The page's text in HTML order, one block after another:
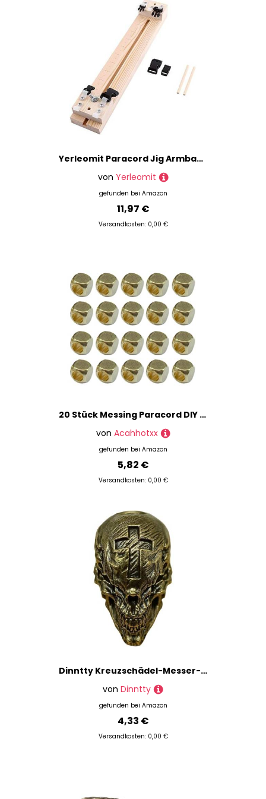
Yerleomit Paracord Jig Armband Maker Maschine, Holz Paracord Jig Zubehör Armband Maschine Holzrahmen Kit DIY Strickarmband
von Yerleomit
gefunden bei Amazon
11,97 €
Versandkosten: 0,00 €
20 Stück Messing Paracord DIY Zubehör Stilvolle Outdoor Anhänger Perlen Messing Strain Isolate Perlen Zubehör für Paracord DIY Zubehör
von Acahhotxx
gefunden bei Amazon
5,82 €
Versandkosten: 0,00 €
Dinntty Kreuzschädel-Messer-Lanyard-Perle, DIY-Paracord-gewebte Armbänder, Lanyard-anhänger, Messerperle, Totenkopf, Fallschirmschnur-perlen, Halloween-dekor
von Dinntty
gefunden bei Amazon
4,33 €
Versandkosten: 0,00 €